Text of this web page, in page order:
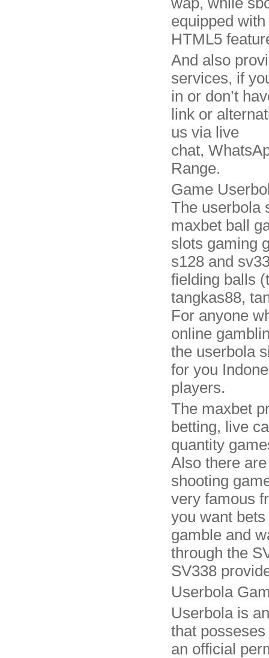
equipped with
HTML5
And also
services, if
in or don’t
link or
us via live
chat,
Range.
Game
The userbola
maxbet ball
slots gaming
s128 and
fielding balls
tangkas88,
For anyone
online
the userbola
for you
players.
The maxbet
betting, live
quantity
Also there
shooting
very famous
you want
gamble and
through the
SV338
Userbola
Userbola is
that posseses
an official